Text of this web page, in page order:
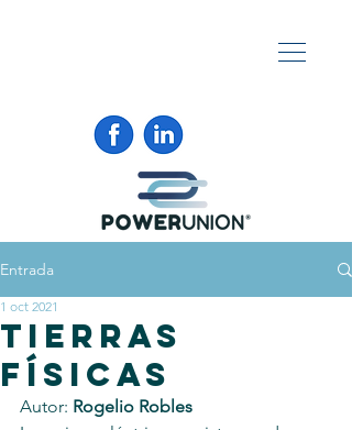
Entrada
TIERRAS
FÍSICAS
1 oct 2021
Autor: Rogelio Robles